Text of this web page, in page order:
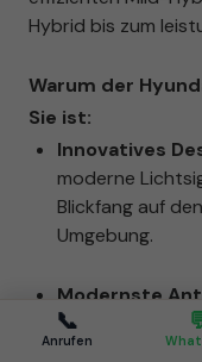
Hybrid bis zum
Warum der
Sie ist:
Innovatives
moderne
Blickfang auf
Umgebung.
Modernste
zwischen
maximale
📞
Anrufen